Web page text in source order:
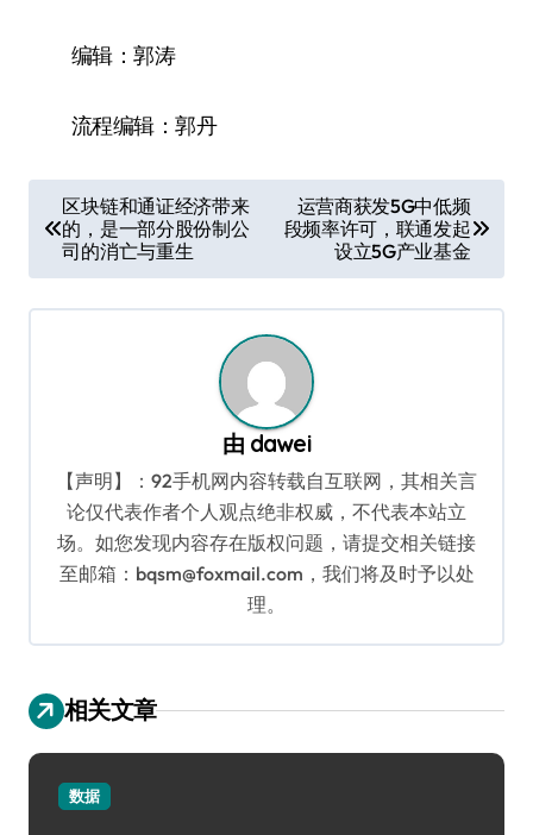
编辑：郭涛
流程编辑：郭丹
章
导
航
区块链和通证经济带来
的，是一部分股份制公
司的消亡与重生
运营商获发5G中低频
段频率许可，联通发起
设立5G产业基金
由 dawei
【声明】：92手机网内容转载自互联网，其相关言
论仅代表作者个人观点绝非权威，不代表本站立
场。如您发现内容存在版权问题，请提交相关链接
至邮箱：bqsm@foxmail.com，我们将及时予以处
理。
相关文章
数据